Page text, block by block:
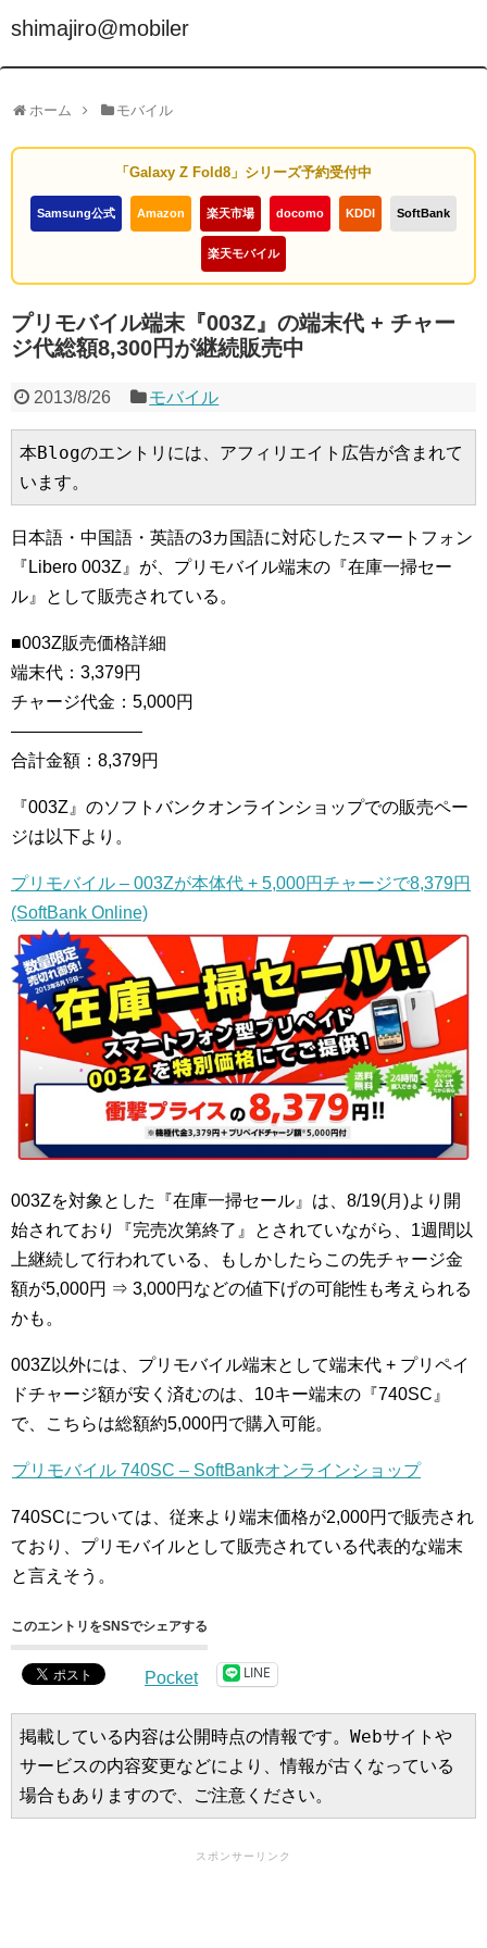
shimajiro@mobiler
ホーム モバイル
「Galaxy Z Fold8」シリーズ予約受付中
Samsung公式 Amazon 楽天市場 docomo KDDI SoftBank
楽天モバイル
プリモバイル端末『003Z』の端末代 + チャー
ジ代総額8,300円が継続販売中
2013/8/26 モバイル
本Blogのエントリには、アフィリエイト広告が含まれて
います。
日本語・中国語・英語の3カ国語に対応したスマートフォン
『Libero 003Z』が、プリモバイル端末の『在庫一掃セー
ル』として販売されている。
■003Z販売価格詳細
端末代：3,379円
チャージ代金：5,000円
———————–
合計金額：8,379円
『003Z』のソフトバンクオンラインショップでの販売ペー
ジは以下より。
プリモバイル – 003Zが本体代 + 5,000円チャージで8,379円
(SoftBank Online)
003Zを対象とした『在庫一掃セール』は、8/19(月)より開
始されており『完売次第終了』とされていながら、1週間以
上継続して行われている、もしかしたらこの先チャージ金
額が5,000円 ⇒ 3,000円などの値下げの可能性も考えられる
かも。
003Z以外には、プリモバイル端末として端末代 + プリペイ
ドチャージ額が安く済むのは、10キー端末の『740SC』
で、こちらは総額約5,000円で購入可能。
プリモバイル 740SC – SoftBankオンラインショップ
740SCについては、従来より端末価格が2,000円で販売され
ており、プリモバイルとして販売されている代表的な端末
と言えそう。
このエントリをSNSでシェアする
Pocket LINE
掲載している内容は公開時点の情報です。Webサイトや
サービスの内容変更などにより、情報が古くなっている
場合もありますので、ご注意ください。
スポンサーリンク